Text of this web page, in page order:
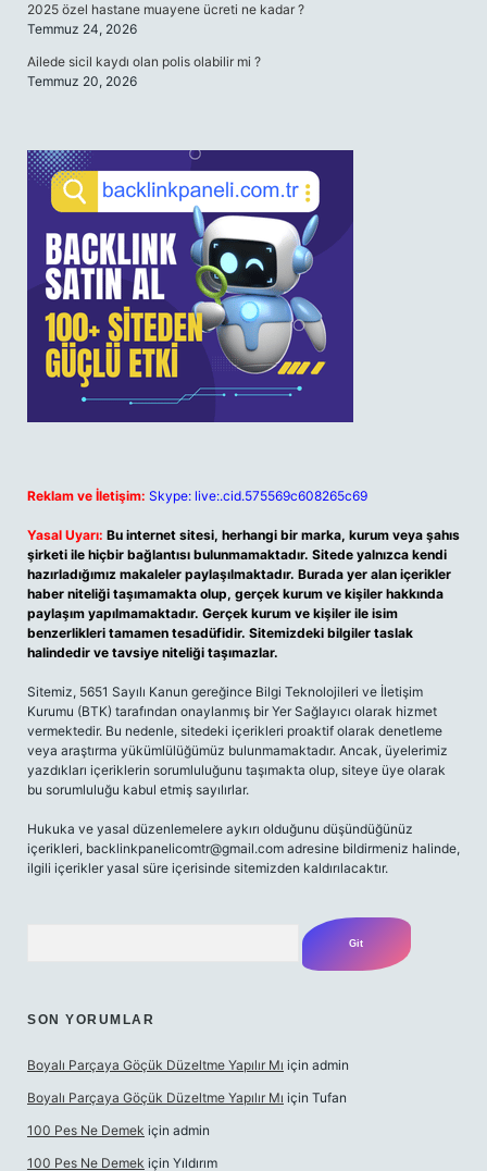
2025 özel hastane muayene ücreti ne kadar ?
Temmuz 24, 2026
Ailede sicil kaydı olan polis olabilir mi ?
Temmuz 20, 2026
Reklam ve İletişim: Skype: live:.cid.575569c608265c69
Yasal Uyarı: Bu internet sitesi, herhangi bir marka, kurum veya şahıs
şirketi ile hiçbir bağlantısı bulunmamaktadır. Sitede yalnızca kendi
hazırladığımız makaleler paylaşılmaktadır. Burada yer alan içerikler
haber niteliği taşımamakta olup, gerçek kurum ve kişiler hakkında
paylaşım yapılmamaktadır. Gerçek kurum ve kişiler ile isim
benzerlikleri tamamen tesadüfidir. Sitemizdeki bilgiler taslak
halindedir ve tavsiye niteliği taşımazlar.
Sitemiz, 5651 Sayılı Kanun gereğince Bilgi Teknolojileri ve İletişim
Kurumu (BTK) tarafından onaylanmış bir Yer Sağlayıcı olarak hizmet
vermektedir. Bu nedenle, sitedeki içerikleri proaktif olarak denetleme
veya araştırma yükümlülüğümüz bulunmamaktadır. Ancak, üyelerimiz
yazdıkları içeriklerin sorumluluğunu taşımakta olup, siteye üye olarak
bu sorumluluğu kabul etmiş sayılırlar.
Hukuka ve yasal düzenlemelere aykırı olduğunu düşündüğünüz
içerikleri, backlinkpanelicomtr@gmail.com adresine bildirmeniz halinde,
ilgili içerikler yasal süre içerisinde sitemizden kaldırılacaktır.
SON YORUMLAR
Boyalı Parçaya Göçük Düzeltme Yapılır Mı için admin
Boyalı Parçaya Göçük Düzeltme Yapılır Mı için Tufan
100 Pes Ne Demek için admin
100 Pes Ne Demek için Yıldırım